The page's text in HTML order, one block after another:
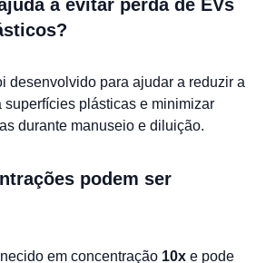
a evitar perda de EVs
desenvolvido para ajudar a reduzir a
superfícies plásticas e minimizar
durante manuseio e diluição.
podem ser
em concentração 10x e pode